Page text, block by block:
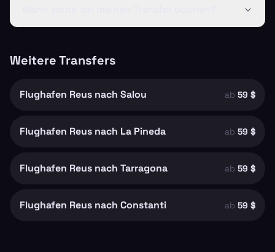
Weitere Transfers
Flughafen Reus nach Salou ab 59 $
Flughafen Reus nach La Pineda ab 59 $
Flughafen Reus nach Tarragona ab 59 $
Flughafen Reus nach Constanti ab 59 $